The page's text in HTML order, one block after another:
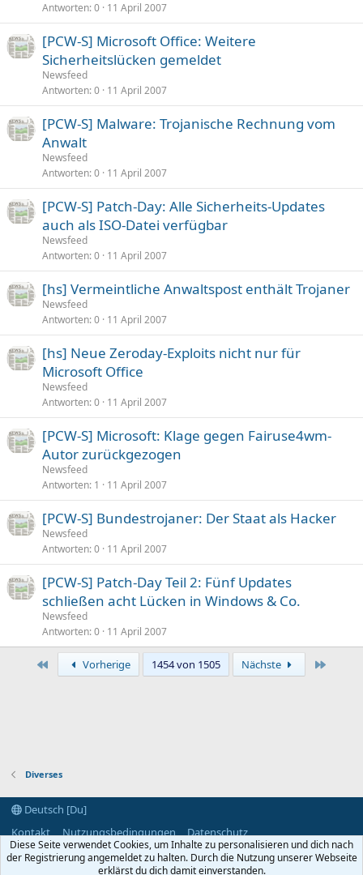
Antworten 0 11 April 2007
[PCW-S] Microsoft Office: Weitere
Sicherheitslücken gemeldet
Newsfeed
Antworten 0 11 April 2007
[PCW-S] Malware: Trojanische Rechnung vom
Anwalt
Newsfeed
Antworten 0 11 April 2007
[PCW-S] Patch-Day: Alle Sicherheits-Updates
auch als ISO-Datei verfügbar
Newsfeed
Antworten 0 11 April 2007
[hs] Vermeintliche Anwaltspost enthält Trojaner
Newsfeed
Antworten 0 11 April 2007
[hs] Neue Zeroday-Exploits nicht nur für
Microsoft Office
Newsfeed
Antworten 0 11 April 2007
[PCW-S] Microsoft: Klage gegen Fairuse4wm-
Autor zurückgezogen
Newsfeed
Antworten 1 11 April 2007
[PCW-S] Bundestrojaner: Der Staat als Hacker
Newsfeed
Antworten 0 11 April 2007
[PCW-S] Patch-Day Teil 2: Fünf Updates
schließen acht Lücken in Windows & Co.
Newsfeed
Antworten 0 11 April 2007
Erste Vorherige 1454 von 1505 Nächste
Diverses
Deutsch [Du]
Kontakt
Nutzungsbedingungen
Datenschutz
Hilfe und Impressum
Start
R
S
S
Diese Seite verwendet Cookies, um Inhalte zu personalisieren und dich nach
der Registrierung angemeldet zu halten. Durch die Nutzung unserer Webseite
erklärst du dich damit einverstanden.